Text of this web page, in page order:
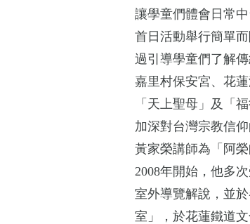
讓學童們體會日常
首日活動舉行簡單
過引導學童們了解
嘉里村保安宮、花
「天上聖母」及「
加深對台灣宗教信仰
黃家榮講師為「阿
2008年開始，他多
室外導覽解說，並
室」，於花蓮鐵道